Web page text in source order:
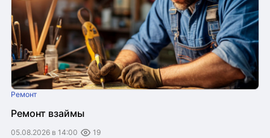
Ремонт
Ремонт взаймы
05.08.2026 в 14:00 19